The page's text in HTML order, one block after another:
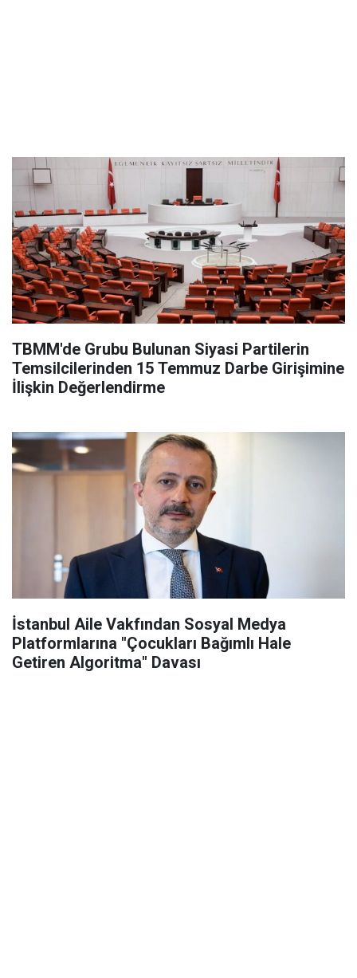
TBMM'de Grubu Bulunan Siyasi Partilerin
Temsilcilerinden 15 Temmuz Darbe Girişimine
İlişkin Değerlendirme
İstanbul Aile Vakfından Sosyal Medya
Platformlarına "Çocukları Bağımlı Hale
Getiren Algoritma" Davası